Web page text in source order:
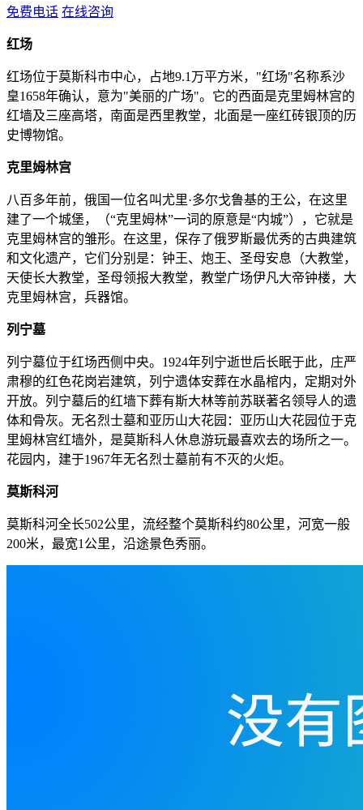
免费电话 在线咨询
红场
红场位于莫斯科市中心，占地9.1万平方米，"红场"名称系沙
皇1658年确认，意为"美丽的广场"。它的西面是克里姆林宫的
红墙及三座高塔，南面是西里教堂，北面是一座红砖银顶的历
史博物馆。
克里姆林宫
八百多年前，俄国一位名叫尤里·多尔戈鲁基的王公，在这里
建了一个城堡，（“克里姆林”一词的原意是“内城”），它就是
克里姆林宫的雏形。在这里，保存了俄罗斯最优秀的古典建筑
和文化遗产，它们分别是：钟王、炮王、圣母安息（大教堂，
天使长大教堂，圣母领报大教堂，教堂广场伊凡大帝钟楼，大
克里姆林宫，兵器馆。
列宁墓
列宁墓位于红场西侧中央。1924年列宁逝世后长眠于此，庄严
肃穆的红色花岗岩建筑，列宁遗体安葬在水晶棺内，定期对外
开放。列宁墓后的红墙下葬有斯大林等前苏联著名领导人的遗
体和骨灰。无名烈士墓和亚历山大花园：亚历山大花园位于克
里姆林宫红墙外，是莫斯科人休息游玩最喜欢去的场所之一。
花园内，建于1967年无名烈士墓前有不灭的火炬。
莫斯科河
莫斯科河全长502公里，流经整个莫斯科约80公里，河宽一般
200米，最宽1公里，沿途景色秀丽。